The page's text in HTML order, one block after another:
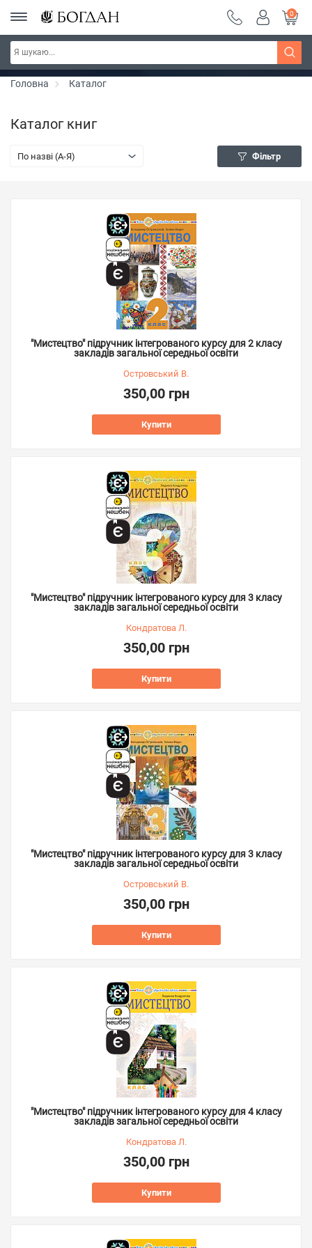
РОЗПРОДАЖ ~ 150 грн ~ 200 грн ~ 250 грн ~
300 грн ~ РОЗПРОДАЖ
Дізнатись більше
0
Головна Каталог
Каталог книг
По назві (A-Я) Фільтр
"Мистецтво" підручник інтегрованого курсу для 2 класу
закладів загальної середньої освіти
Островський В.
350,00 грн
Купити
"Мистецтво" підручник інтегрованого курсу для 3 класу
закладів загальної середньої освіти
Кондратова Л.
350,00 грн
Купити
"Мистецтво" підручник інтегрованого курсу для 3 класу
закладів загальної середньої освіти
Островський В.
350,00 грн
Купити
"Мистецтво" підручник інтегрованого курсу для 4 класу
закладів загальної середньої освіти
Кондратова Л.
350,00 грн
Купити